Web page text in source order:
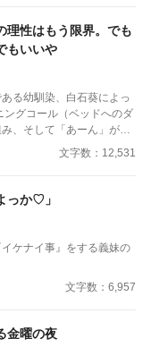
しのなかで徐々に変わっ
理性はもう限界。でも
もいいや
る幼馴染、白石葵によっ
、そして「あーん」が義
ブラブっぷりだが、悠太
ている。 「ゆーた
子生徒のプレッシャーが
」**はついに限界を迎え
くす――最初からクライマ
コメ、開幕！
文字数：12,531
っか♡」
ケナイ事』をする義妹の
文字数：6,957
金曜の夜